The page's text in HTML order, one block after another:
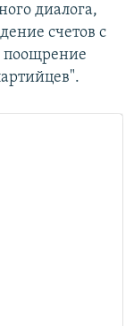
диалога,
счетов с
поощрение